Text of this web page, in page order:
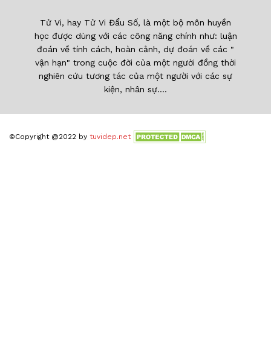
Tử Vi, hay Tử Vi Đẩu Số, là một bộ môn huyền
học được dùng với các công năng chính như: luận
đoán về tính cách, hoàn cảnh, dự đoán về các "
vận hạn" trong cuộc đời của một người đồng thời
nghiên cứu tương tác của một người với các sự
kiện, nhân sự....
©Copyright @2022 by tuvidep.net